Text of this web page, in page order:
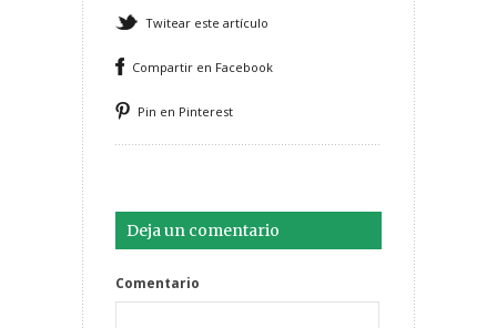
Twitear este artículo
Compartir en Facebook
Pin en Pinterest
Deja un comentario
Comentario